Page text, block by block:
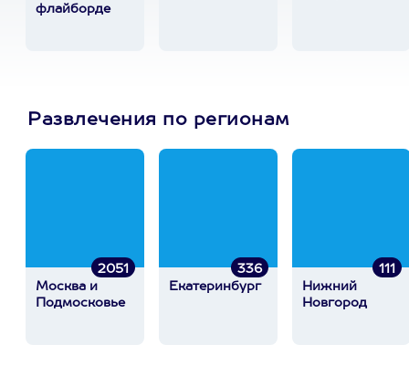
флайборде
Развлечения по регионам
2051
Москва и
Подмосковье
336
Екатеринбург
111
Нижний
Новгород